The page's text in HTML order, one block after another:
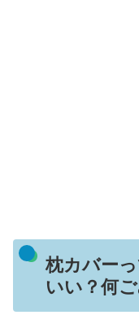
枕カバー
いい？何ご